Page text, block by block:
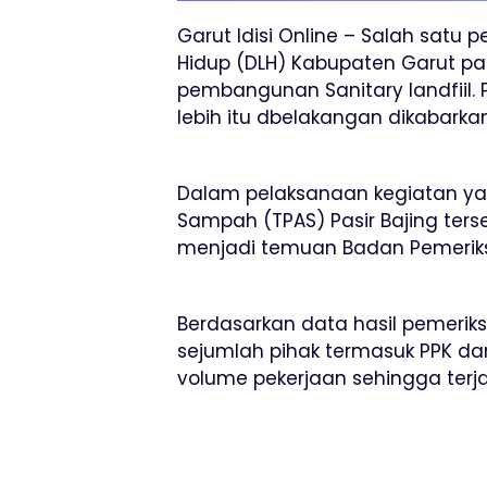
Garut Idisi Online – Salah satu
Hidup (DLH) Kabupaten Garut
pembangunan Sanitary landfiil.
lebih itu dbelakangan
Dalam pelaksanaan kegiatan
Sampah (TPAS) Pasir Bajing
menjadi temuan Badan
Berdasarkan data hasil
sejumlah pihak termasuk PPK
volume pekerjaan sehingga